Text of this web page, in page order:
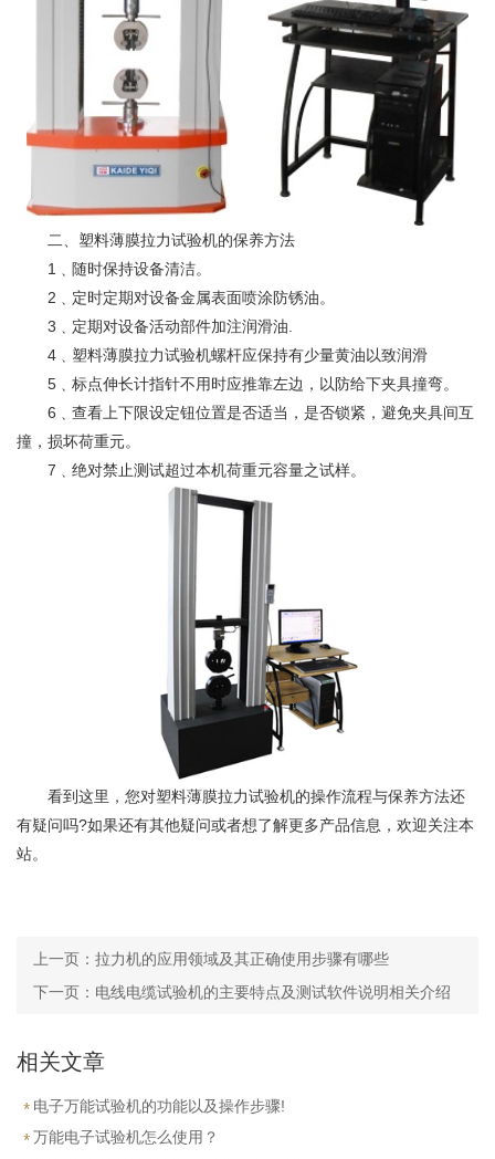
二、塑料薄膜拉力试验机的保养方法
1﹑随时保持设备清洁。
2﹑定时定期对设备金属表面喷涂防锈油。
3﹑定期对设备活动部件加注润滑油.
4﹑塑料薄膜拉力试验机螺杆应保持有少量黄油以致润滑
5﹑标点伸长计指针不用时应推靠左边，以防给下夹具撞弯。
6﹑查看上下限设定钮位置是否适当，是否锁紧，避免夹具间互
撞，损坏荷重元。
7﹑绝对禁止测试超过本机荷重元容量之试样。
看到这里，您对塑料薄膜拉力试验机的操作流程与保养方法还
有疑问吗?如果还有其他疑问或者想了解更多产品信息，欢迎关注本
站。
上一页： 拉力机的应用领域及其正确使用步骤有哪些
下一页： 电线电缆试验机的主要特点及测试软件说明相关介绍
相关文章
电子万能试验机的功能以及操作步骤!
万能电子试验机怎么使用？